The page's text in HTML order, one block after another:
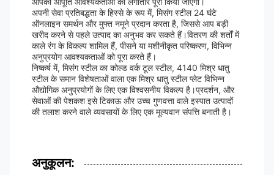
अपनी सेवा प्रतिबद्धता के हिस्से के रूप में, मिसंग स्टील 24 घंटे
ऑनलाइन समर्थन और मुफ्त नमूने प्रदान करता है, जिससे आप बड़ी
खरीद करने से पहले उत्पाद का अनुभव कर सकते हैं।वितरण की शर्तों में
काले रंग के विकल्प शामिल हैं, पीसने या मशीनीकृत परिष्करण, विभिन्न
अनुप्रयोग आवश्यकताओं को पूरा करते हैं।
निष्कर्ष में, मिसंग स्टील का कोल्ड वर्क टूल स्टील, 4140 मिश्र धातु
स्टील के समान विशेषताओं वाला एक मिश्र धातु स्टील प्लेट विभिन्न
औद्योगिक अनुप्रयोगों के लिए एक विश्वसनीय विकल्प है।प्रदर्शन, और
सेवाओं की पेशकश इसे टिकाऊ और उच्च गुणवत्ता वाले इस्पात उत्पादों
की तलाश करने वाले व्यवसायों के लिए एक मूल्यवान संपत्ति बनाती है।
अनुकूलन: